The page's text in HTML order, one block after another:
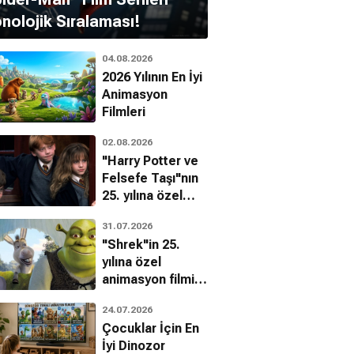
Dance Ian Hart
Sıralaması!
04.08.2026
2026 Yılının En İyi
Animasyon
Filmleri
02.08.2026
"Harry Potter ve
Felsefe Taşı"nın
25. yılına özel
bilinmeyenleri!
31.07.2026
"Shrek"in 25.
yılına özel
animasyon filmin
24.07.2026
Çocuklar İçin En
İyi Dinozor